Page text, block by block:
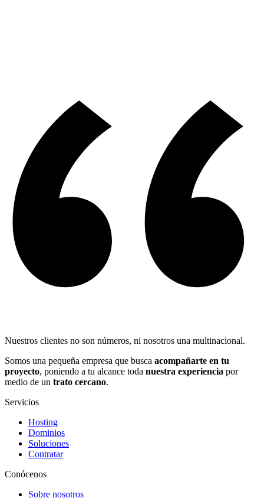
Nuestros clientes no son números, ni nosotros una multinacional.
Somos una pequeña empresa que busca acompañarte en tu
proyecto, poniendo a tu alcance toda nuestra experiencia por
medio de un trato cercano.
Servicios
Hosting
Dominios
Soluciones
Contratar
Conócenos
Sobre nosotros